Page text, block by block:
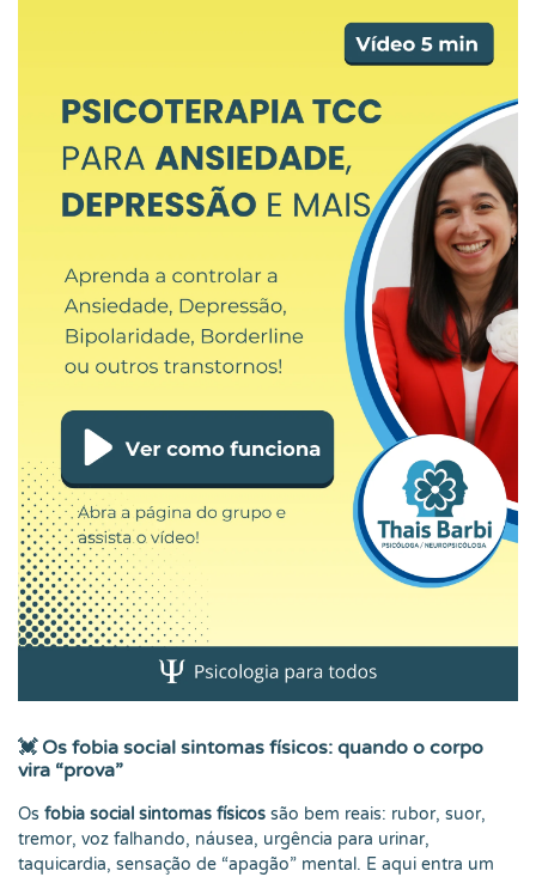
💓 Os fobia social sintomas físicos: quando o corpo
vira “prova”
Os fobia social sintomas físicos são bem reais: rubor, suor,
tremor, voz falhando, náusea, urgência para urinar,
taquicardia, sensação de “apagão” mental. E aqui entra um